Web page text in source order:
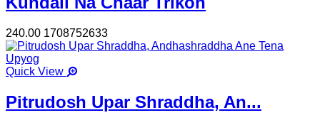
240.00 1708752633
Quick View
Pitrudosh Upar Shraddha, An...